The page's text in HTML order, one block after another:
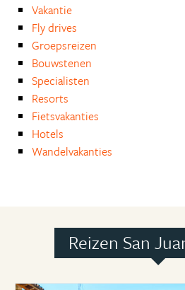
Vakantie
Fly drives
Groepsreizen
Bouwstenen
Specialisten
Resorts
Fietsvakanties
Hotels
Wandelvakanties
Reizen San